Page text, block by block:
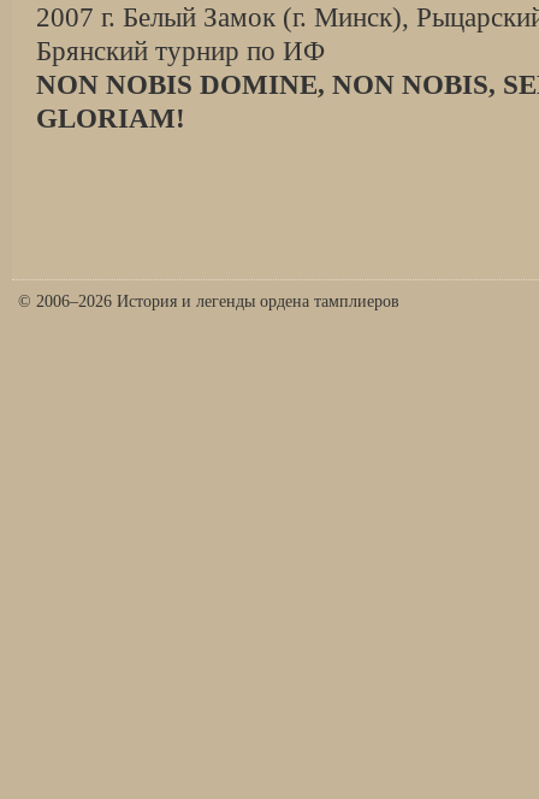
2007 г. Белый Замок (г. Минск),
Брянский турнир по ИФ
NON NOBIS DOMINE, NON NOBIS,
GLORIAM!
© 2006–2026 История и легенды ордена тамплиеров